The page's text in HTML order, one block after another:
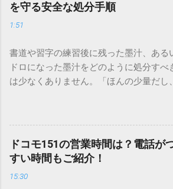
を守る安全な処分手順
1:51
書道や習字の練習後に残った墨汁、ある
ドロになった墨汁をどのように処分す
は少なくありません。「ほんの少量だし
と、実は予期せぬトラブルを招く原因
一般的な生活排水とは性質が大きく異な
水口へ流すことは環境負荷だけでなく、
傷める可能性も高いため、非常に危険で
墨汁を安全かつ環境に優しい方法で処分
容器を適切に分別する方法を徹底解説し
ドコモ151の営業時間は？電話が
すい時間もご紹介！
15:30